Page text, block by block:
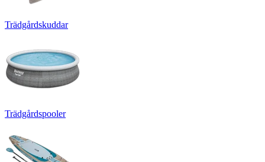
Trädgårdskuddar
Trädgårdspooler